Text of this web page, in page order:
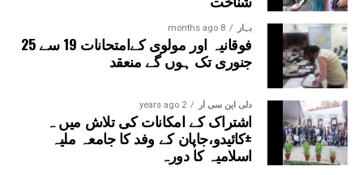
بہار 8 months ago
فوقانیہ اور مولوی کےامتحانات 19 سے 25
جنوری تک ہوں گے منعقد
دلی این سی آر 2 years ago
اشتراک کے امکانات کی تلاش میں ہ
±کائیدو،جاپان کے وفد کا جامعہ ملیہ
اسلامیہ کا دورہ